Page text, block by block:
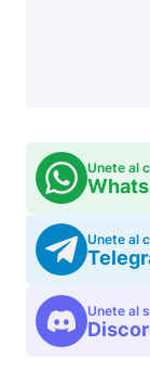
Unete al
Unete al
Unete al